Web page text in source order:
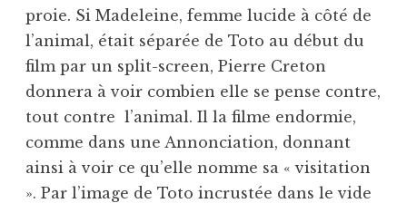
proie. Si Madeleine, femme lucide à côté de
l’animal, était séparée de Toto au début du
film par un split-screen, Pierre Creton
donnera à voir combien elle se pense contre,
tout contre l’animal. Il la filme endormie,
comme dans une Annonciation, donnant
ainsi à voir ce qu’elle nomme sa « visitation
». Par l’image de Toto incrustée dans le vide